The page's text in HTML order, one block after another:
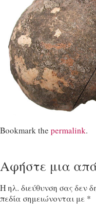
Bookmark the permalink.
Αφήστε μια
Η ηλ. διεύθυνση σας δεν
πεδία σημειώνονται με *